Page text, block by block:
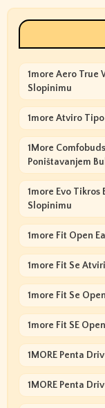
1more Aero True
Slopinimu
1more Atviro
1More
Poništavanjem
1more Evo
Slopinimu
1more Fit Open
1more Fit Se
1more Fit Se
1more Fit SE
1MORE Penta
1MORE Penta